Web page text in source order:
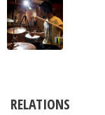
RELATIONS